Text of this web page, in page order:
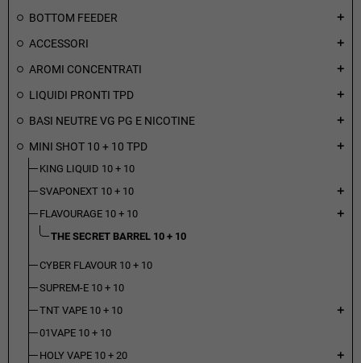
BOTTOM FEEDER add
ACCESSORI add
AROMI CONCENTRATI add
LIQUIDI PRONTI TPD add
BASI NEUTRE VG PG E NICOTINE add
MINI SHOT 10 + 10 TPD add
KING LIQUID 10 + 10
SVAPONEXT 10 + 10
add
FLAVOURAGE 10 + 10 add
THE SECRET BARREL 10 + 10
CYBER FLAVOUR 10 + 10
SUPREM-E 10 + 10
TNT VAPE 10 + 10
add
01VAPE 10 + 10
HOLY VAPE 10 + 20
add